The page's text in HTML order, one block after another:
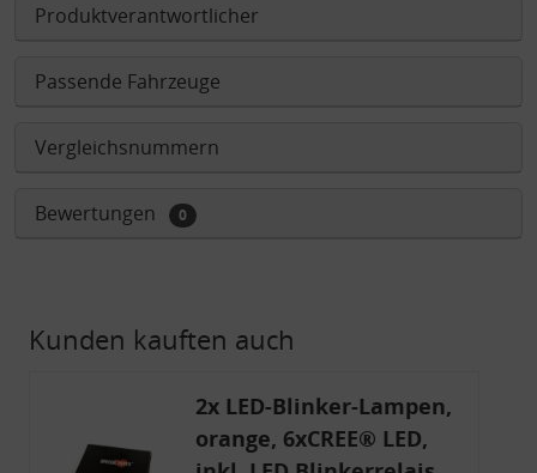
Produktverantwortlicher
Passende Fahrzeuge
Vergleichsnummern
Bewertungen 0
Kunden kauften auch
2x LED-Blinker-Lampen,
orange, 6xCREE® LED,